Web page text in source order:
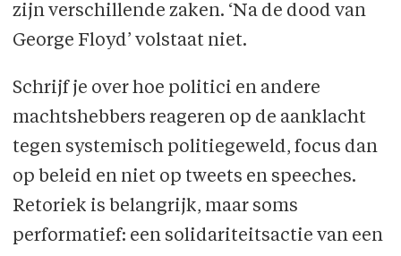
zijn verschillende zaken. ‘Na de dood van
George Floyd’ volstaat niet.
Schrijf je over hoe politici en andere
machtshebbers reageren op de aanklacht
tegen systemisch politiegeweld, focus dan
op beleid en niet op tweets en speeches.
Retoriek is belangrijk, maar soms
performatief: een solidariteitsactie van een